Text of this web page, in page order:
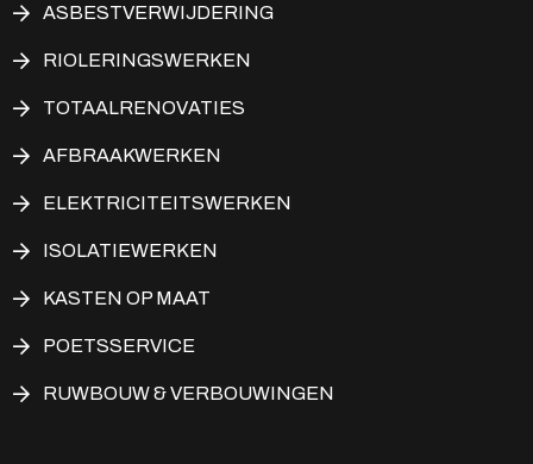
ASBESTVERWIJDERING
RIOLERINGSWERKEN
TOTAALRENOVATIES
AFBRAAKWERKEN
ELEKTRICITEITSWERKEN
ISOLATIEWERKEN
KASTEN OP MAAT
POETSSERVICE
RUWBOUW & VERBOUWINGEN